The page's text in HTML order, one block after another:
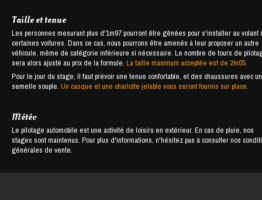
Taille et tenue
Les personnes mesurant plus d'1m97 pourront être gênées pour s'installer au volant
certaines voitures. Dans ce cas, nous pourrons être amenés à leur proposer un autre
véhicule, même de catégorie inférieure si nécessaire. Le nombre de tours de
sera alors ajusté au prix de la formule.La taille maximum acceptée est de 2m05.
Pour le jour du stage, il faut prévoir une tenue confortable, et des chaussures avec
semelle souple.Un casque et une charlotte jetable vous seront fournis sur place.
Météo
Le pilotage automobile est une activité de loisirs en extérieur. En cas de pluie, nos
stages sont maintenus. Pour plus d'informations, n'hésitez pas à consulter nos
générales de vente.